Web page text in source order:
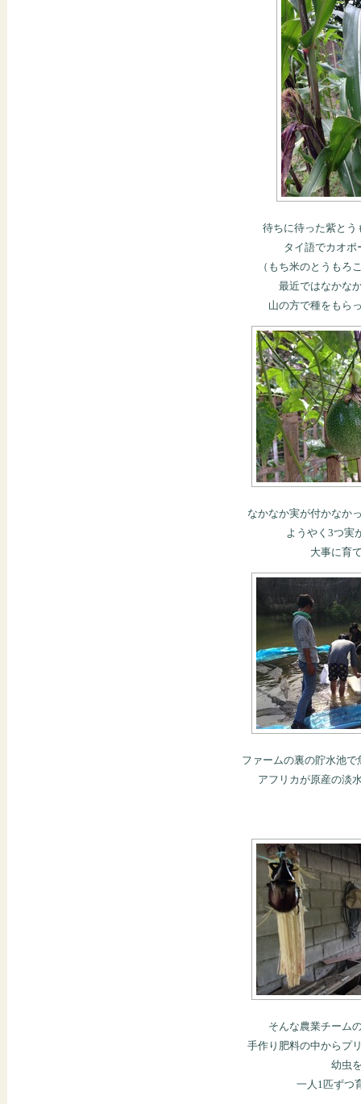
待ちに待った紫とう
タイ語でカオポ
（もち米のとうもろ
最近ではなかな
山の方で種をもら
なかなか実が付かなか
ようやく3つ実
大事に育
ファームの裏の貯水池
アフリカが原産の淡
そんな農業チーム
手作り肥料の中からプ
幼虫
一人1匹ずつ